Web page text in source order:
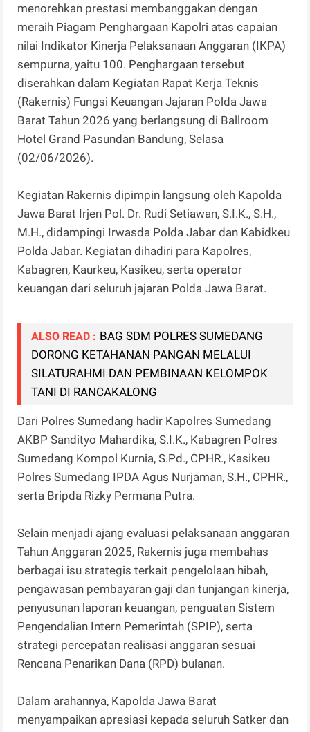
menorehkan prestasi membanggakan dengan
meraih Piagam Penghargaan Kapolri atas capaian
nilai Indikator Kinerja Pelaksanaan Anggaran (IKPA)
sempurna, yaitu 100. Penghargaan tersebut
diserahkan dalam Kegiatan Rapat Kerja Teknis
(Rakernis) Fungsi Keuangan Jajaran Polda Jawa
Barat Tahun 2026 yang berlangsung di Ballroom
Hotel Grand Pasundan Bandung, Selasa
(02/06/2026).
Kegiatan Rakernis dipimpin langsung oleh Kapolda
Jawa Barat Irjen Pol. Dr. Rudi Setiawan, S.I.K., S.H.,
M.H., didampingi Irwasda Polda Jabar dan Kabidkeu
Polda Jabar. Kegiatan dihadiri para Kapolres,
Kabagren, Kaurkeu, Kasikeu, serta operator
keuangan dari seluruh jajaran Polda Jawa Barat.
ALSO READ : BAG SDM POLRES SUMEDANG
DORONG KETAHANAN PANGAN MELALUI
SILATURAHMI DAN PEMBINAAN KELOMPOK
TANI DI RANCAKALONG
Dari Polres Sumedang hadir Kapolres Sumedang
AKBP Sandityo Mahardika, S.I.K., Kabagren Polres
Sumedang Kompol Kurnia, S.Pd., CPHR., Kasikeu
Polres Sumedang IPDA Agus Nurjaman, S.H., CPHR.,
serta Bripda Rizky Permana Putra.
Selain menjadi ajang evaluasi pelaksanaan anggaran
Tahun Anggaran 2025, Rakernis juga membahas
berbagai isu strategis terkait pengelolaan hibah,
pengawasan pembayaran gaji dan tunjangan kinerja,
penyusunan laporan keuangan, penguatan Sistem
Pengendalian Intern Pemerintah (SPIP), serta
strategi percepatan realisasi anggaran sesuai
Rencana Penarikan Dana (RPD) bulanan.
Dalam arahannya, Kapolda Jawa Barat
menyampaikan apresiasi kepada seluruh Satker dan